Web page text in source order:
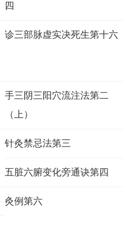
四
诊三部脉虚实决死生第十六
手三阴三阳穴流注法第二
（上）
针灸禁忌法第三
五脏六腑变化旁通诀第四
灸例第六